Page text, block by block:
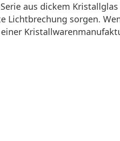
aus dickem
sorgen.